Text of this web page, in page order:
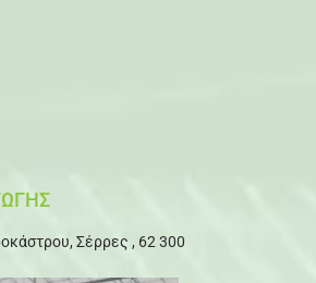
Σέρρες , 62 300